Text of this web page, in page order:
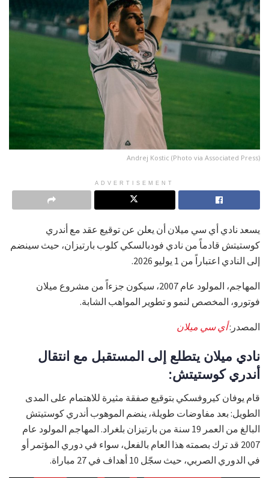
Andrej Kostic (Photo via Associated Press)
ADVERTISEMENT
يسعد نادي أي سي ميلان أن يعلن عن توقيع عقد مع أندري
كوستيتش قادماً من نادي فودبالسكي كلوب بارتيزان، حيث سينضم
إلى النادي اعتباراً من 1 يوليو 2026.
المهاجم، المولود عام 2007، سيكون جزءاً من مشروع ميلان
فوتورو، المخصص لنمو و تطوير المواهب الشابة.
المصدر:أي سي ميلان
نادي ميلان يتطلع إلى المستقبل مع انتقال
أندري كوستيتش:
قام يوفان كيروفسكي بتوقيع صفقة مثيرة للاهتمام على المدى
الطويل: بعد مفاوضات طويلة، ينضم الموهوب أندري كوستيتش
البالغ من العمر 19 سنة من بارتيزان بلغراد. المهاجم المولود عام
2007 قد ترك بصمته هذا العام بالفعل، سواء في دوري المؤتمر أو
في الدوري الصربي، حيث سجّل 10 أهداف في 27 مباراة.